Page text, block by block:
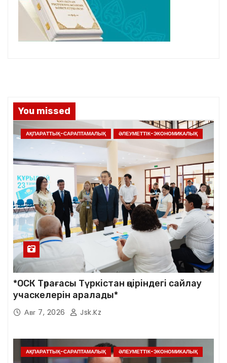
You missed
АҚПАРАТТЫҚ-САРАПТАМАЛЫҚ ӘЛЕУМЕТТІК-ЭКОНОМИКАЛЫҚ
*ОСК Төрағасы Түркістан өңіріндегі сайлау
учаскелерін аралады*
Авг 7, 2026 Jsk.kz
АҚПАРАТТЫҚ-САРАПТАМАЛЫҚ ӘЛЕУМЕТТІК-ЭКОНОМИКАЛЫҚ